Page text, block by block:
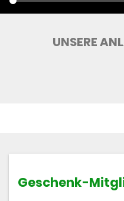
UNSERE
Geschenk-